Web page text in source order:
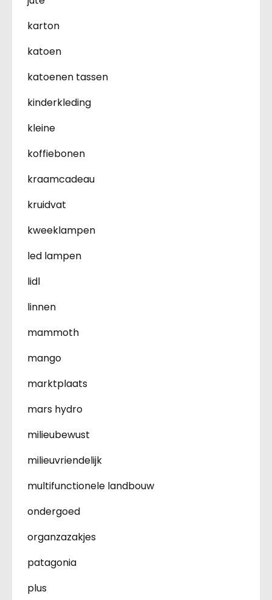
karton
katoen
katoenen tassen
kinderkleding
kleine
koffiebonen
kraamcadeau
kruidvat
kweeklampen
led lampen
lidl
linnen
mammoth
mango
marktplaats
mars hydro
milieubewust
milieuvriendelijk
multifunctionele landbouw
ondergoed
organzazakjes
patagonia
plus